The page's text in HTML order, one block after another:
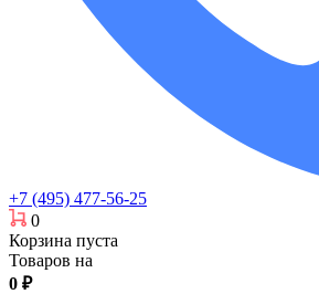
+7 (495) 477-56-25
0
Корзина пуста
Товаров на
0 ₽